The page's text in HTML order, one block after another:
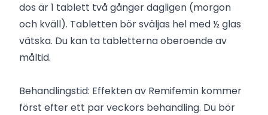
dos är 1 tablett två gånger dagligen (morgon
och kväll). Tabletten bör sväljas hel med ½ glas
vätska. Du kan ta tabletterna oberoende av
måltid.
Behandlingstid: Effekten av Remifemin kommer
först efter ett par veckors behandling. Du bör